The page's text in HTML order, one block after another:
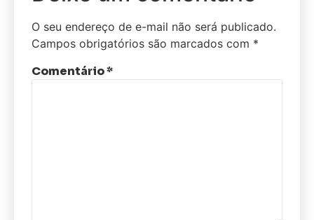
O seu endereço de e-mail não será publicado.
Campos obrigatórios são marcados com *
Comentário*